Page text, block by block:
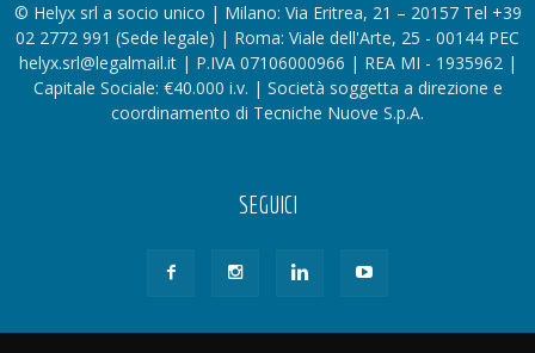
© Helyx srl a socio unico | Milano: Via Eritrea, 21 – 20157 Tel +39
02 2772 991 (Sede legale) | Roma: Viale dell'Arte, 25 - 00144 PEC
helyx.srl@legalmail.it | P.IVA 07106000966 | REA MI - 1935962 |
Capitale Sociale: €40.000 i.v. | Società soggetta a direzione e
coordinamento di Tecniche Nuove S.p.A.
SEGUICI